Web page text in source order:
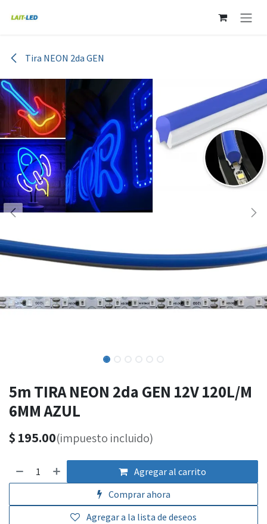
Tira NEON 2da GEN
5m TIRA NEON 2da GEN 12V 120L/M
6MM AZUL
$ 195.00(impuesto incluido)
Agregar al carrito
Comprar ahora
Agregar a la lista de deseos